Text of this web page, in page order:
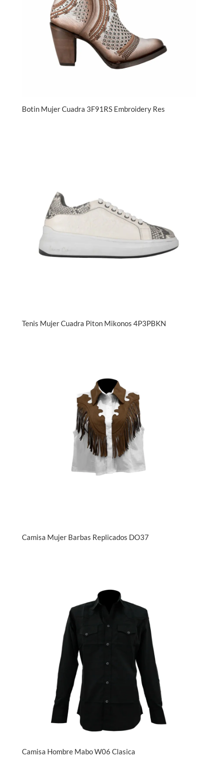
Botin Mujer Cuadra 3F91RS Embroidery Res
Tenis Mujer Cuadra Piton Mikonos 4P3PBKN
Camisa Mujer Barbas Replicados DO37
Camisa Hombre Mabo W06 Clasica